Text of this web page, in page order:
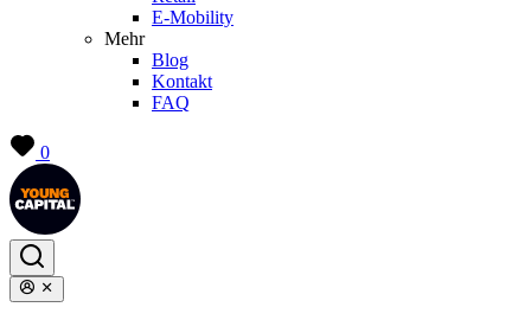
E-Mobility
Mehr
Blog
Kontakt
FAQ
0